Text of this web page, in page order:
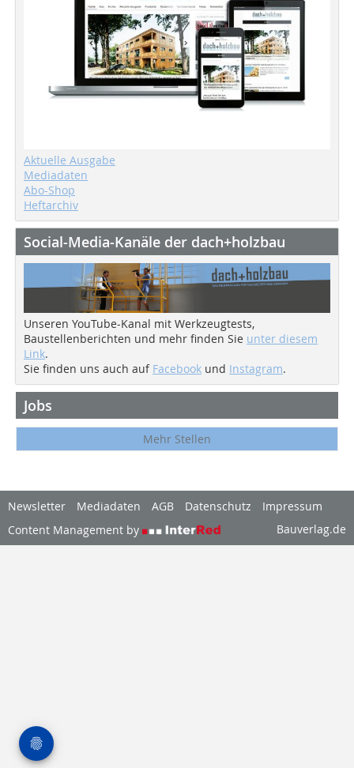
Aktuelle Ausgabe
Mediadaten
Abo-Shop
Heftarchiv
Social-Media-Kanäle der dach+holzbau
Unseren YouTube-Kanal mit Werkzeugtests,
Baustellenberichten und mehr finden Sie unter diesem
Link.
Sie finden uns auch auf Facebook und Instagram.
Jobs
Mehr Stellen
Newsletter Mediadaten AGB Datenschutz
Impressum
Content Management by
Bauverlag.de